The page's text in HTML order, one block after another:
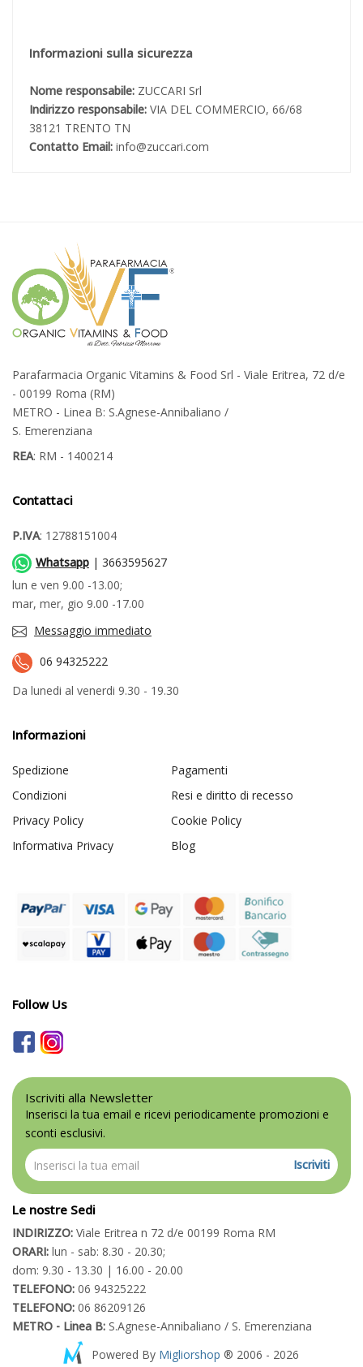
Informazioni sulla sicurezza
Nome responsabile: ZUCCARI Srl
Indirizzo responsabile: VIA DEL COMMERCIO, 66/68
38121 TRENTO TN
Contatto Email: info@zuccari.com
Parafarmacia Organic Vitamins & Food Srl - Viale Eritrea, 72 d/e
- 00199 Roma (RM)
METRO - Linea B: S.Agnese-Annibaliano /
S. Emerenziana
REA: RM - 1400214
Contattaci
P.IVA: 12788151004
Whatsapp | 3663595627
lun e ven 9.00 -13.00;
mar, mer, gio 9.00 -17.00
Messaggio immediato
06 94325222
Da lunedi al venerdi 9.30 - 19.30
Informazioni
Spedizione
Pagamenti
Condizioni
Resi e diritto di recesso
Privacy Policy
Cookie Policy
Informativa Privacy
Blog
Follow Us
Iscriviti alla Newsletter
Inserisci la tua email e ricevi periodicamente promozioni e
sconti esclusivi.
Iscriviti
Le nostre Sedi
INDIRIZZO: Viale Eritrea n 72 d/e 00199 Roma RM
ORARI: lun - sab: 8.30 - 20.30;
dom: 9.30 - 13.30 | 16.00 - 20.00
TELEFONO: 06 94325222
TELEFONO: 06 86209126
METRO - Linea B: S.Agnese-Annibaliano / S. Emerenziana
Powered By Migliorshop ® 2006 - 2026